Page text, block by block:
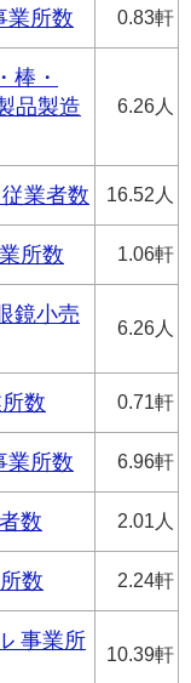
業所数 0.83軒
棒・
品製造
6.26人
業者数 16.52人
所数 1.06軒
鏡小売
6.26人
数 0.71軒
業所数 6.96軒
数 2.01人
数 2.24軒
事業所
10.39軒